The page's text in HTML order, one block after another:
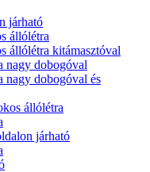
járható
állólétra
állólétra kitámasztóval
nagy dobogóval
nagy dobogóval és
állólétra
járható